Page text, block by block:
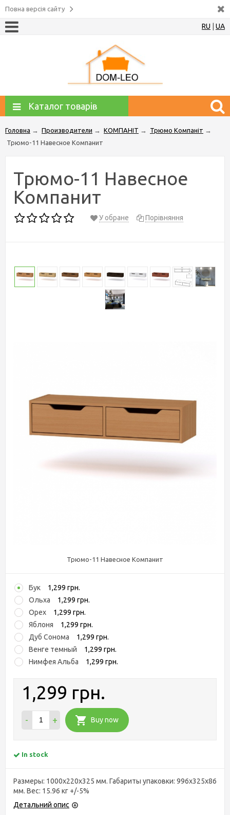
Повна версія сайту
RU UA
Каталог товарів
Головна → Производители → КОМПАНІТ → Трюмо Компаніт →
Трюмо-11 Навесное Компанит
Трюмо-11 Навесное
Компанит
У обране Порівняння
Трюмо-11 Навесное Компанит
Бук
1,299 грн.
Ольха
1,299 грн.
Орех
1,299 грн.
Яблоня
1,299 грн.
Дуб Сонома
1,299 грн.
Венге темный
1,299 грн.
Нимфея Альба
1,299 грн.
1,299 грн.
- + Buy now
In stock
Размеры: 1000х220х325 мм. Габариты упаковки: 996х325х86
мм. Вес: 15.96 кг +/-5%
Детальний опис